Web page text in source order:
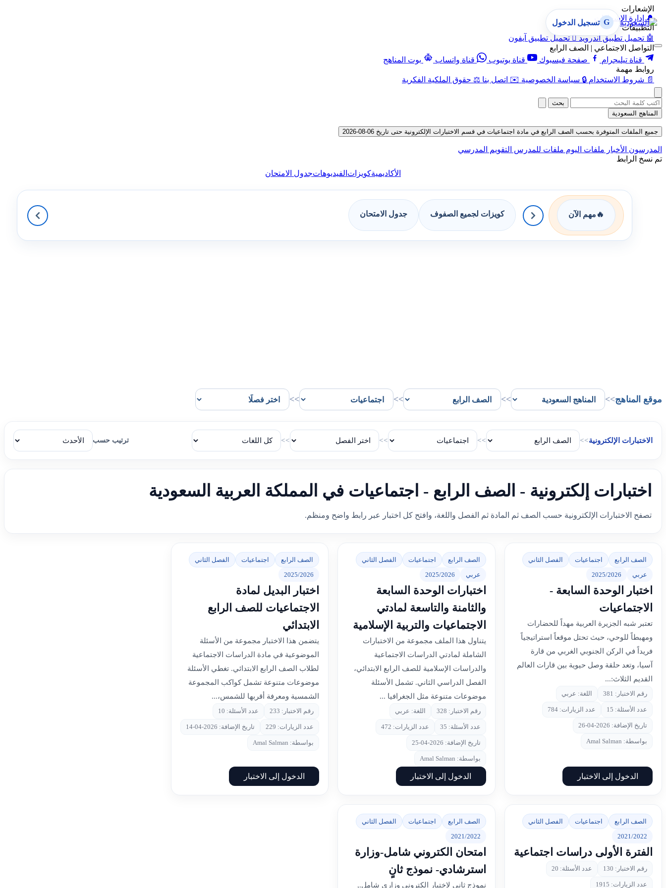
الإشعارات
🔔 إدارة الإشعارات
التطبيقات
🤖 تحميل تطبيق أندرويد  تحميل تطبيق آيفون
التواصل الاجتماعي | الصف الرابع
قناة تيليجرام
صفحة فيسبوك قناة يوتيوب قناة واتساب
بوت المناهج
روابط مهمة
📄 شروط الاستخدام 🔒 سياسة الخصوصية ✉️ اتصل بنا ⚖️ حقوق الملكية الفكرية
G تسجيل الدخول
بحث
المناهج السعودية
جميع الملفات المتوفرة بحسب الصف الرابع في مادة اجتماعيات في قسم الاختبارات الإلكترونية حتى تاريخ 06-08-2026
المدرسون الأخبار ملفات اليوم ملفات للمدرس التقويم المدرسي
تم نسخ الرابط
الأكاديميةكويزات الفيديوهاتجدول الامتحان
🔥 مهم الآن كويزات لجميع الصفوف جدول الامتحان
موقع المناهج>>
>>
>>
>>
الاختبارات الإلكترونية>>
>>
>>
>> ترتيب حسب
اختبارات إلكترونية - الصف الرابع - اجتماعيات في المملكة العربية السعودية
تصفح الاختبارات الإلكترونية حسب الصف ثم المادة ثم الفصل واللغة، وافتح كل اختبار عبر رابط واضح ومنظم.
الصف الرابع اجتماعيات
الفصل الثاني
عربي
2025/2026
اختبار الوحدة السابعة -
الاجتماعيات
تعتبر شبه الجزيرة العربية مهداً للحضارات
ومهبطاً للوحي، حيث تحتل موقعاً استراتيجياً
فريداً في الركن الجنوبي الغربي من قارة
آسيا، وتعد حلقة وصل حيوية بين قارات العالم
القديم الثلاث:...
رقم الاختبار: 381 اللغة: عربي
عدد الأسئلة: 15 عدد الزيارات: 784
تاريخ الإضافة: 2026-04-26
بواسطة: Amal Salman
الدخول إلى الاختبار
الصف الرابع اجتماعيات
الفصل الثاني
عربي
2025/2026
اختبارات الوحدة السابعة
والثامنة والتاسعة لمادتي
الاجتماعيات والتربية الإسلامية
يتناول هذا الملف مجموعة من الاختبارات
الشاملة لمادتي الدراسات الاجتماعية
والدراسات الإسلامية للصف الرابع الابتدائي،
الفصل الدراسي الثاني. تشمل الأسئلة
موضوعات متنوعة مثل الجغرافيا ...
رقم الاختبار: 328 اللغة: عربي
عدد الأسئلة: 35 عدد الزيارات: 472
تاريخ الإضافة: 2026-04-25
بواسطة: Amal Salman
الدخول إلى الاختبار
الصف الرابع اجتماعيات
الفصل الثاني
2025/2026
اختبار البديل لمادة
الاجتماعيات للصف الرابع
الابتدائي
يتضمن هذا الاختبار مجموعة من الأسئلة
الموضوعية في مادة الدراسات الاجتماعية
لطلاب الصف الرابع الابتدائي. تغطي الأسئلة
موضوعات متنوعة تشمل كواكب المجموعة
الشمسية ومعرفة أقربها للشمس،...
رقم الاختبار: 233 عدد الأسئلة: 10
عدد الزيارات: 229 تاريخ الإضافة: 2026-04-14
بواسطة: Amal Salman
الدخول إلى الاختبار
الصف الرابع اجتماعيات
الفصل الثاني
2021/2022
الفترة الأولى دراسات اجتماعية
رقم الاختبار: 130 عدد الأسئلة: 20
عدد الزيارات: 1915
الصف الرابع اجتماعيات
الفصل الثاني
2021/2022
امتحان الكتروني شامل-وزارة
استرشادي- نموذج ثانٍ
نموذج ثاني لاختبار الكتروني وزاري شامل.,